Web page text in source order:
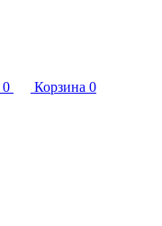
0 Корзина 0